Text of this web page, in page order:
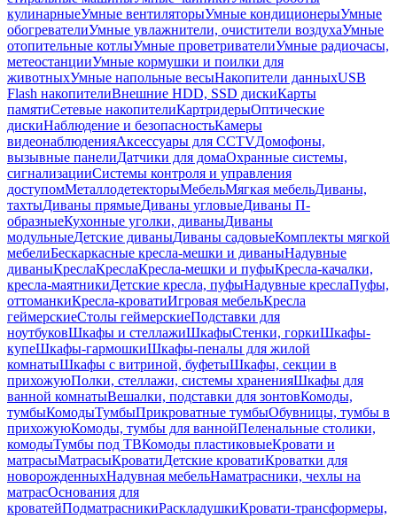
кулинарныеУмные вентиляторыУмные кондиционерыУмные
обогревателиУмные увлажнители, очистители воздухаУмные
отопительные котлыУмные проветривателиУмные радиочасы,
метеостанцииУмные кормушки и поилки для
животныхУмные напольные весыНакопители данныхUSB
Flash накопителиВнешние HDD, SSD дискиКарты
памятиСетевые накопителиКартридерыОптические
дискиНаблюдение и безопасностьКамеры
видеонаблюденияАксессуары для CCTVДомофоны,
вызывные панелиДатчики для домаОхранные системы,
сигнализацииСистемы контроля и управления
доступомМеталлодетекторыМебельМягкая мебельДиваны,
тахтыДиваны прямыеДиваны угловыеДиваны П-
образныеКухонные уголки, диваныДиваны
модульныеДетские диваныДиваны садовыеКомплекты мягкой
мебелиБескаркасные кресла-мешки и диваныНадувные
диваныКреслаКреслаКресла-мешки и пуфыКресла-качалки,
кресла-маятникиДетские кресла, пуфыНадувные креслаПуфы,
оттоманкиКресла-кроватиИгровая мебельКресла
геймерскиеСтолы геймерскиеПодставки для
ноутбуковШкафы и стеллажиШкафыСтенки, горкиШкафы-
купеШкафы-гармошкиШкафы-пеналы для жилой
комнатыШкафы с витриной, буфетыШкафы, секции в
прихожуюПолки, стеллажи, системы храненияШкафы для
ванной комнатыВешалки, подставки для зонтовКомоды,
тумбыКомодыТумбыПрикроватные тумбыОбувницы, тумбы в
прихожуюКомоды, тумбы для ваннойПеленальные столики,
комодыТумбы под ТВКомоды пластиковыеКровати и
матрасыМатрасыКроватиДетские кроватиКроватки для
новорожденныхНадувная мебельНаматрасники, чехлы на
матрасОснования для
кроватейПодматрасникиРаскладушкиКровати-трансформеры,